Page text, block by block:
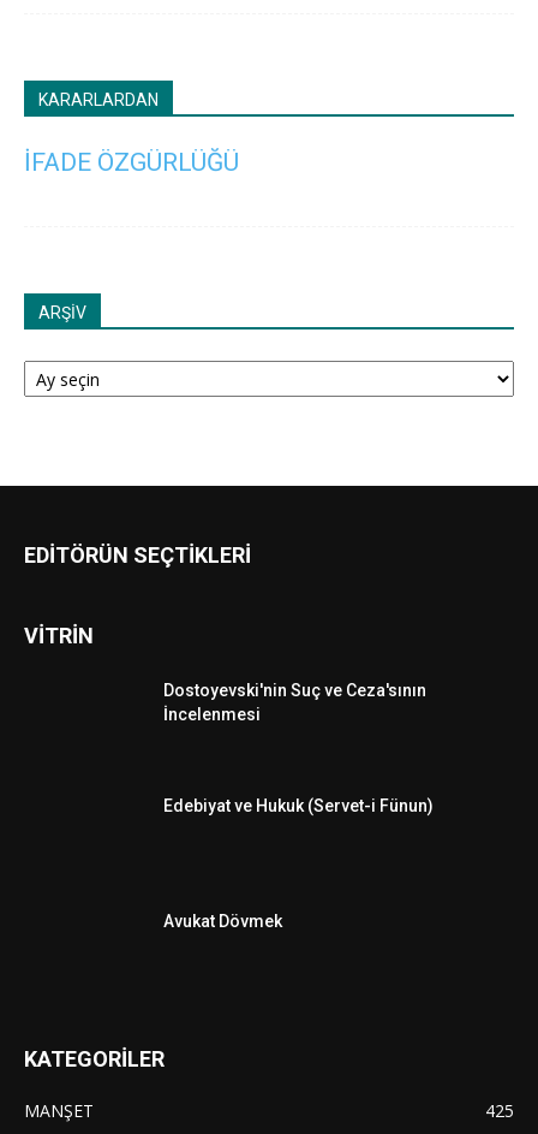
KARARLARDAN
İFADE ÖZGÜRLÜĞÜ
ARŞİV
ARŞİV
EDİTÖRÜN SEÇTİKLERİ
VİTRİN
Dostoyevski'nin Suç ve Ceza'sının
İncelenmesi
Edebiyat ve Hukuk (Servet-i Fünun)
Avukat Dövmek
KATEGORİLER
MANŞET
425